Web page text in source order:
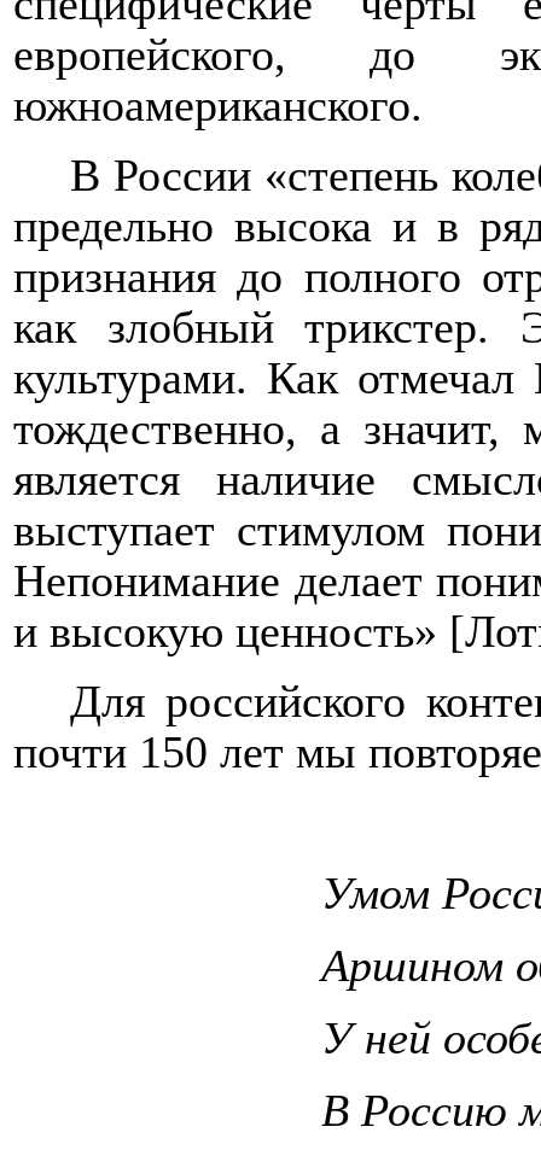
европейского, до
южноамериканского.
В России «степень
предельно высока и в
признания до полного
как злобный трикстер.
культурами. Как
тождественно, а
является наличие
выступает стимулом
Непонимание делает
и высокую ценность»
Для российского
почти 150 лет мы
Умом
Аршином
У ней
В Россию